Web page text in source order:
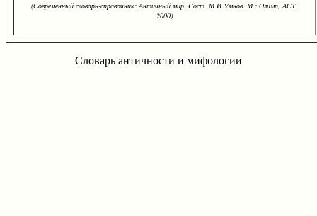
(Современный словарь-справочник: Античный мир. Cост. М.И.Умнов. М.: Олимп, АСТ,
2000)
Словарь античности и мифологии